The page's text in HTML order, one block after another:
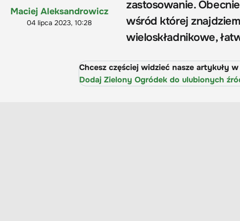
Maciej Aleksandrowicz
04 lipca 2023, 10:28
zastosowanie.
wśród której
wieloskładnikowe,
Chcesz częściej widzieć nasze artykuły
Dodaj Zielony Ogródek do ulubionych